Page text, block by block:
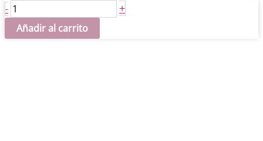
- Marco
resina
cantidad
+
Añadir al carrito